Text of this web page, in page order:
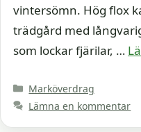
vintersömn. Hög flox
trädgård med
som lockar fjärilar, …
Kategorier
Marköverdrag
Lämna en kommentar